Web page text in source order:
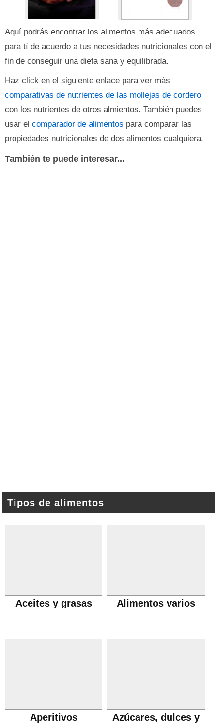
Aquí podrás encontrar los alimentos más adecuados
para tí de acuerdo a tus necesidades nutricionales con el
fin de conseguir una dieta sana y equilibrada.
Haz click en el siguiente enlace para ver más
comparativas de nutrientes de las mollejas de cordero
con los nutrientes de otros almientos. También puedes
usar el comparador de alimentos para comparar las
propiedades nutricionales de dos alimentos cualquiera.
También te puede interesar...
Tipos de alimentos
Aceites y grasas Alimentos varios
Aperitivos
Azúcares, dulces y